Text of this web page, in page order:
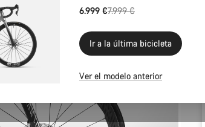
6.999 €
Precio
7.999 €
Ir a la última bicicleta
Ver el modelo anterior